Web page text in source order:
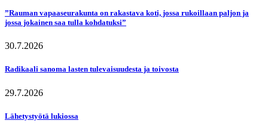
”Rauman vapaaseurakunta on rakastava koti, jossa rukoillaan paljon ja
jossa jokainen saa tulla kohdatuksi”
30.7.2026
Radikaali sanoma lasten tulevaisuudesta ja toivosta
29.7.2026
Lähetystyötä lukiossa